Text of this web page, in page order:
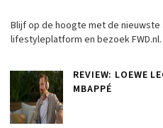
Blijf op de hoogte met de nieuwste
lifestyleplatform en bezoek FWD.nl.
REVIEW: LOEWE
MBAPPÉ